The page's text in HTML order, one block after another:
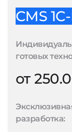
CMS
готовых
от
разработка: